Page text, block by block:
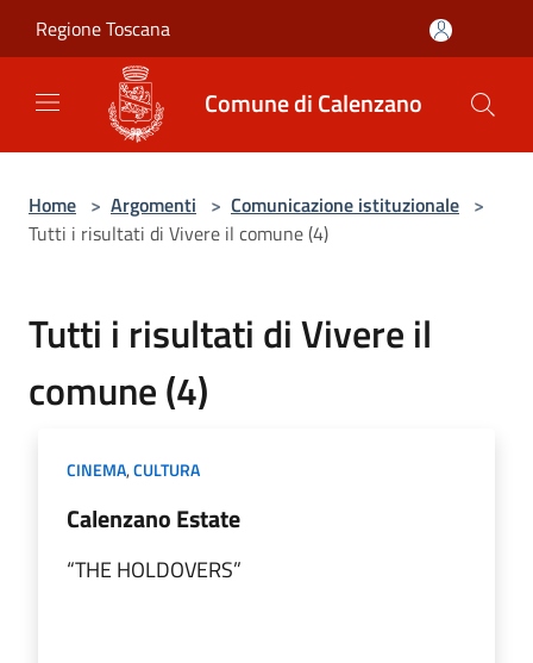
Regione Toscana
Comune di Calenzano
Home > Argomenti > Comunicazione istituzionale >
Tutti i risultati di Vivere il comune (4)
Tutti i risultati di Vivere il
comune (4)
CINEMA,CULTURA
Calenzano Estate
“THE HOLDOVERS”